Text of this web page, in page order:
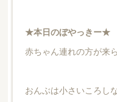
★本日のぼやっきー★
赤ちゃん連れの方が来
おんぶは小さいころし